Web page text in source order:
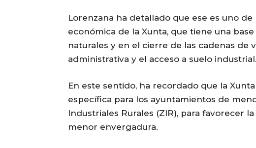
Lorenzana ha detallado que ese es uno
económica de la Xunta, que tiene una
naturales y en el cierre de las cadenas de
administrativa y el acceso a suelo industrial.
En este sentido, ha recordado que la
específica para los ayuntamientos de
Industriales Rurales (ZIR), para favorecer
menor envergadura.